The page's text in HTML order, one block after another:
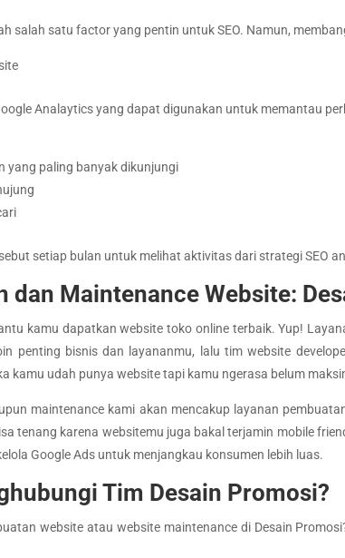
salah satu factor yang pentin untuk SEO. Namun,
Analaytics yang dapat digunakan untuk memantau
yang paling banyak dikunjungi
setiap bulan untuk melihat aktivitas dari strategi SEO
dan Maintenance Website:
kamu dapatkan website toko online terbaik. Yup!
penting bisnis dan layananmu, lalu tim website
kamu udah punya website tapi kamu ngerasa belum
maintenance kami akan mencakup layanan
tenang karena websitemu juga bakal terjamin mobile
Google Ads untuk menjangkau konsumen lebih luas.
Tim Desain Promosi?
website atau website maintenance di Desain